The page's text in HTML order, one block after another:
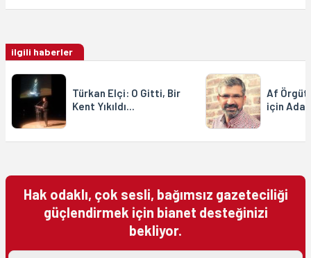
ilgili haberler
Türkan Elçi: O Gitti, Bir
Kent Yıkıldı...
Af
için
Hak odaklı, çok sesli, bağımsız gazeteciliği
güçlendirmek için bianet desteğinizi
bekliyor.